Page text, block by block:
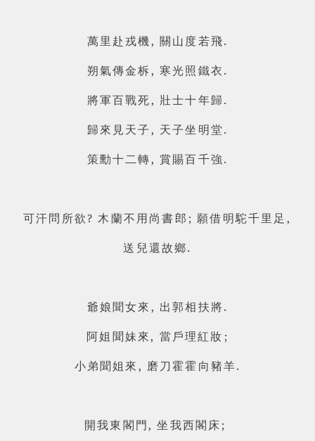
萬里赴戎機, 關山度若飛.
朔氣傳金柝, 寒光照鐵衣.
將軍百戰死, 壯士十年歸.
歸來見天子, 天子坐明堂.
策勳十二轉, 賞賜百千強.
可汗問所欲? 木蘭不用尚書郎; 願借明駝千里足,
送兒還故鄉.
爺娘聞女來, 出郭相扶將.
阿姐聞妹來, 當戶理紅妝;
小弟聞姐來, 磨刀霍霍向豬羊.
開我東閣門, 坐我西閣床;